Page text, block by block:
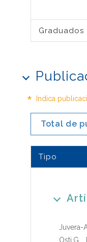
Graduados
* Indica
Total de
Tipo
Juvera-
Osti,G.